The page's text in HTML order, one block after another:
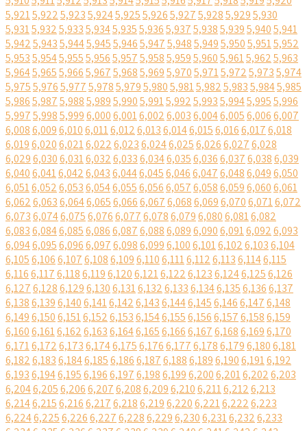
5,9215,9225,9235,9245,9255,9265,9275,9285,9295,930
5,9315,9325,9335,9345,9355,9365,9375,9385,9395,9405,941
5,9425,9435,9445,9455,9465,9475,9485,9495,9505,9515,952
5,9535,9545,9555,9565,9575,9585,9595,9605,9615,9625,963
5,9645,9655,9665,9675,9685,9695,9705,9715,9725,9735,974
5,9755,9765,9775,9785,9795,9805,9815,9825,9835,9845,985
5,9865,9875,9885,9895,9905,9915,9925,9935,9945,9955,996
5,9975,9985,9996,0006,0016,0026,0036,0046,0056,0066,007
6,0086,0096,0106,0116,0126,0136,0146,0156,0166,0176,018
6,0196,0206,0216,0226,0236,0246,0256,0266,0276,028
6,0296,0306,0316,0326,0336,0346,0356,0366,0376,0386,039
6,0406,0416,0426,0436,0446,0456,0466,0476,0486,0496,050
6,0516,0526,0536,0546,0556,0566,0576,0586,0596,0606,061
6,0626,0636,0646,0656,0666,0676,0686,0696,0706,0716,072
6,0736,0746,0756,0766,0776,0786,0796,0806,0816,082
6,0836,0846,0856,0866,0876,0886,0896,0906,0916,0926,093
6,0946,0956,0966,0976,0986,0996,1006,1016,1026,1036,104
6,1056,1066,1076,1086,1096,1106,1116,1126,1136,1146,115
6,1166,1176,1186,1196,1206,1216,1226,1236,1246,1256,126
6,1276,1286,1296,1306,1316,1326,1336,1346,1356,1366,137
6,1386,1396,1406,1416,1426,1436,1446,1456,1466,1476,148
6,1496,1506,1516,1526,1536,1546,1556,1566,1576,1586,159
6,1606,1616,1626,1636,1646,1656,1666,1676,1686,1696,170
6,1716,1726,1736,1746,1756,1766,1776,1786,1796,1806,181
6,1826,1836,1846,1856,1866,1876,1886,1896,1906,1916,192
6,1936,1946,1956,1966,1976,1986,1996,2006,2016,2026,203
6,2046,2056,2066,2076,2086,2096,2106,2116,2126,213
6,2146,2156,2166,2176,2186,2196,2206,2216,2226,223
6,2246,2256,2266,2276,2286,2296,2306,2316,2326,233